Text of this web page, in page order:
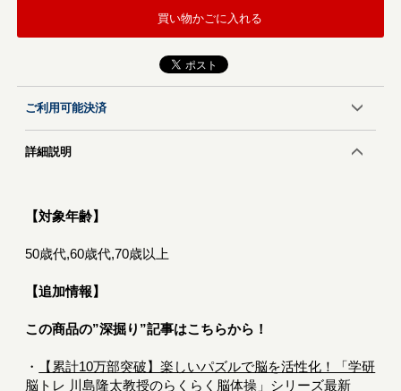
買い物かごに入れる
ご利用可能決済
詳細説明
【対象年齢】
50歳代,60歳代,70歳以上
【追加情報】
この商品の”深掘り”記事はこちらから！
・
【累計10万部突破】楽しいパズルで脳を活性化！「学研
脳トレ 川島隆太教授のらくらく脳体操」シリーズ最新